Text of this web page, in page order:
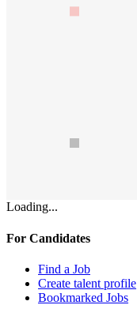
Loading...
For Candidates
Find a Job
Create talent profile
Bookmarked Jobs